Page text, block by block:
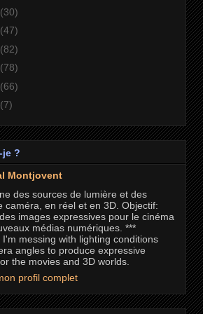
(30)
(47)
(82)
(78)
(66)
(7)
je ?
Montjovent
des sources de lumière et des
caméra, en réel et en 3D. Objectif:
images expressives pour le cinéma
médias numériques. ***
I'm messing with lighting conditions
angles to produce expressive
the movies and 3D worlds.
profil complet